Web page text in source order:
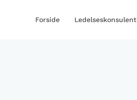
Forside Ledelseskonsulent